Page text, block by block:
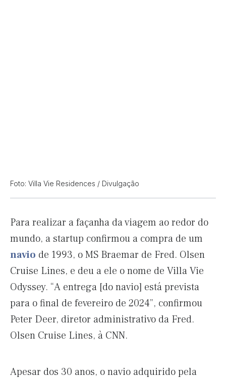
Foto: Villa Vie Residences / Divulgação
Para realizar a façanha da viagem ao redor do
mundo, a startup confirmou a compra de um
navio de 1993, o MS Braemar de Fred. Olsen
Cruise Lines, e deu a ele o nome de Villa Vie
Odyssey. “A entrega [do navio] está prevista
para o final de fevereiro de 2024”, confirmou
Peter Deer, diretor administrativo da Fred.
Olsen Cruise Lines, à CNN.
Apesar dos 30 anos, o navio adquirido pela